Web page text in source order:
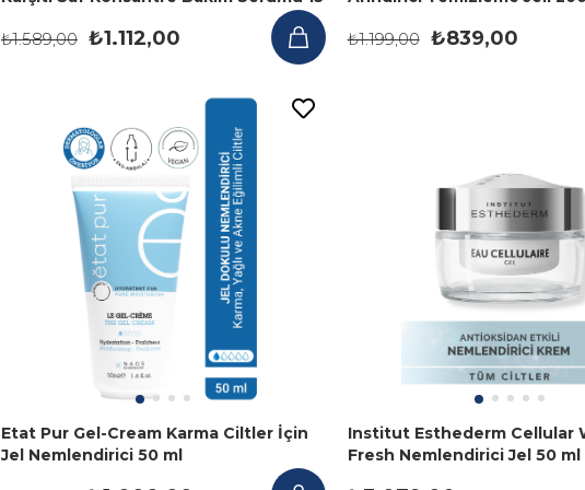
₺1.112,00
₺1.589,00 ₺839,00
₺1.199,00
Etat Pur Gel-Cream Karma Ciltler İçin
Jel Nemlendirici 50 ml
Institut Esthederm Cellular
Fresh Nemlendirici Jel 50 ml